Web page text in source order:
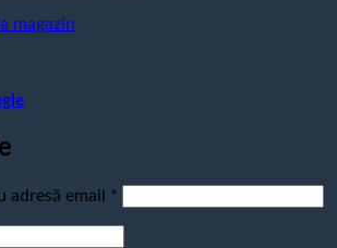
magazin
adresă email *